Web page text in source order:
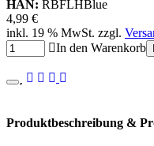
HAN: RBFLHBlue
4,99 €
inkl. 19 % MwSt. zzgl.
In den Warenkorb
Produktbeschreibung &